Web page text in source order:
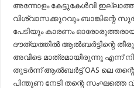
അന്നോളം കേട്ടുകേള്‍വി
വിശ്വാസക്കുറവും ബാങ്കിന്റെ
പേടിയും കാരണം
ദൗത്യത്തില്‍ ആല്‍ബര്‍ട്ടിന്റെ
അവിടെ മാത്രമായിരുന്നൂ എന്ന്
തുടര്‍ന്ന് ആല്‍ബര്‍ട്ട് OAS ലെ
പിന്തുണ നേടി തന്റെ സംഘത്തെ